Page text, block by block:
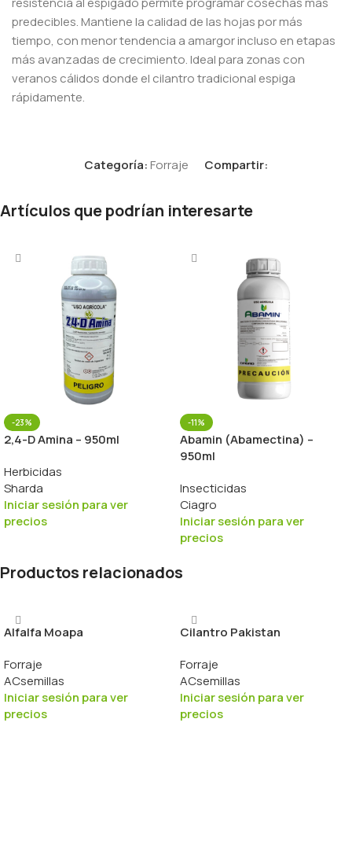
predecibles. Mantiene la calidad de las hojas por más
tiempo, con menor tendencia a amargor incluso en etapas
más avanzadas de crecimiento. Ideal para zonas con
veranos cálidos donde el cilantro tradicional espiga
rápidamente.
Categoría:Forraje Compartir:
Artículos que podrían interesarte
-23%
2,4-D Amina – 950ml
Herbicidas
Sharda
Iniciar sesión para ver
precios
-11%
Abamin (Abamectina) –
950ml
Insecticidas
Ciagro
Iniciar sesión para ver
precios
Productos relacionados
Alfalfa Moapa
Forraje
ACsemillas
Iniciar sesión para ver
precios
Cilantro Pakistan
Forraje
ACsemillas
Iniciar sesión para ver
precios